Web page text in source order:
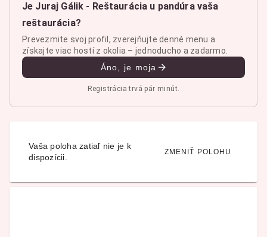
Je Juraj Gálik - Reštaurácia u pandúra vaša
reštaurácia?
Prevezmite svoj profil, zverejňujte denné menu a
získajte viac hostí z okolia – jednoducho a zadarmo.
Áno, je moja
Registrácia trvá pár minút.
Vaša poloha zatiaľ nie je k
dispozícii.
ZMENIŤ POLOHU